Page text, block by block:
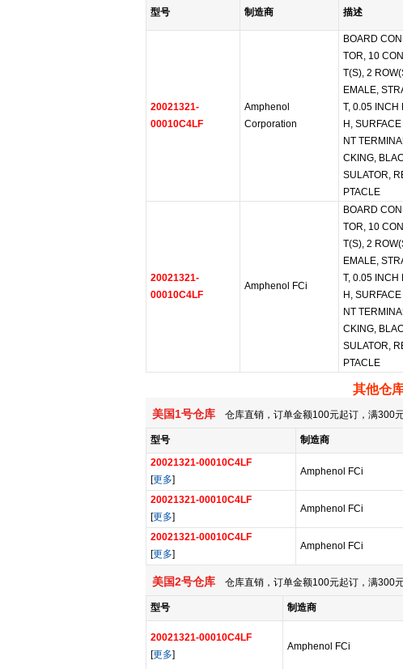
型号 制造商 描述
20021321-
00010C4LF
Amphenol
Corporation
BOARD
TOR, 10
T(S), 2
EMALE,
T, 0.05 INCH
H,
NT
CKING,
SULATOR,
PTACLE
20021321-
00010C4LF
Amphenol FCi
BOARD
TOR, 10
T(S), 2
EMALE,
T, 0.05 INCH
H,
NT
CKING,
SULATOR,
PTACLE
其他仓
美国1号仓库 仓库直销，订单金额100元起订，满300
型号 制造商
20021321-00010C4LF
[更多]
Amphenol FCi
20021321-00010C4LF
[更多]
Amphenol FCi
20021321-00010C4LF
[更多]
Amphenol FCi
美国2号仓库 仓库直销，订单金额100元起订，满300
型号 制造商
20021321-00010C4LF
[更多]
Amphenol FCi